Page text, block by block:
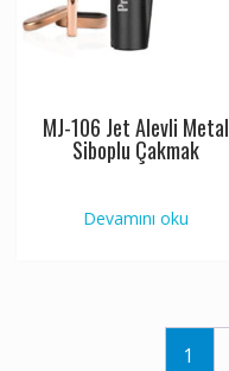
MJ-106 Jet Alevli Metal
Siboplu Çakmak
Devamını oku
1